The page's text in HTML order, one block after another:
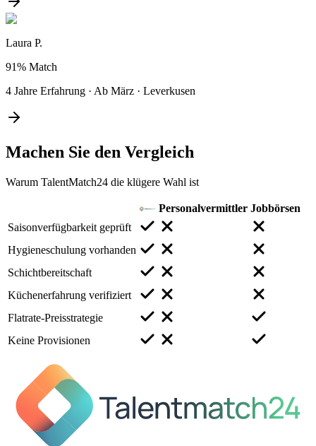
Laura P.
91% Match
4 Jahre Erfahrung · Ab März · Leverkusen
Machen Sie den Vergleich
Warum TalentMatch24 die klügere Wahl ist
Personalvermittler Jobbörsen
Saisonverfügbarkeit geprüft
Hygieneschulung vorhanden
Schichtbereitschaft
Küchenerfahrung verifiziert
Flatrate-Preisstrategie
Keine Provisionen